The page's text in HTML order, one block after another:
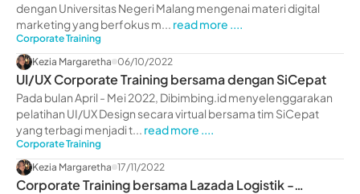
dengan Universitas Negeri Malang mengenai materi digital
marketing yang berfokus m... read more ....
Corporate Training
Kezia Margaretha 06/10/2022
UI/UX Corporate Training bersama dengan SiCepat
Pada bulan April - Mei 2022, Dibimbing.id menyelenggarakan
pelatihan UI/UX Design secara virtual bersama tim SiCepat
yang terbagi menjadi t... read more ....
Corporate Training
Kezia Margaretha 17/11/2022
Corporate Training bersama Lazada Logistik -